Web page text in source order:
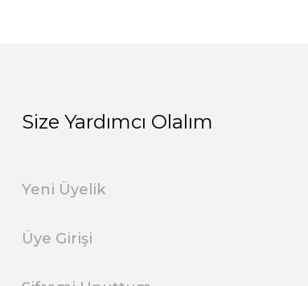
Size Yardımcı Olalım
Yeni Üyelik
Üye Girişi